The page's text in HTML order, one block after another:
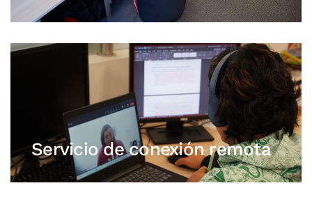
Servicio de conexión remota